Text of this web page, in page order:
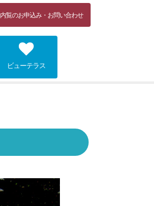
内覧のお申込み・お問い合わせ
ビューテラス